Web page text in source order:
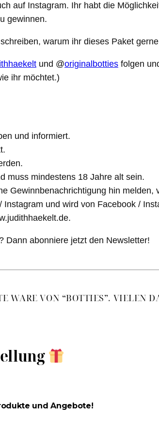
auf Instagram. Ihr habt die
gewinnen.
warum ihr dieses Paket
und @originalbotties folgen
ihr möchtet.)
und informiert.
muss mindestens 18 Jahre alt sein.
Gewinnbenachrichtigung hin melden,
und wird von Facebook /
Dann abonniere jetzt den Newsletter!
WARE VON “BOTTIES”. VIELEN
und Angebote!